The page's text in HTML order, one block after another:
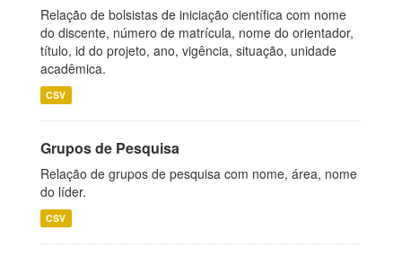
Relação de bolsistas de iniciação científica com nome
do discente, número de matrícula, nome do orientador,
título, id do projeto, ano, vigência, situação, unidade
acadêmica.
CSV
Grupos de Pesquisa
Relação de grupos de pesquisa com nome, área, nome
do líder.
CSV